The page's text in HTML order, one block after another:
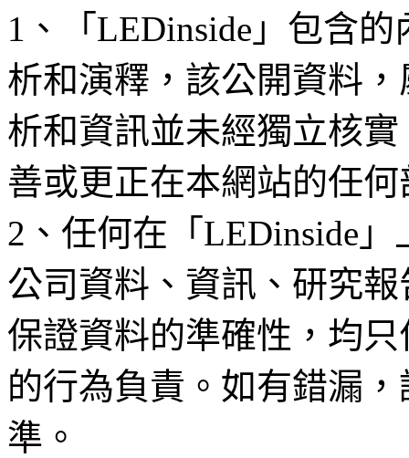
1、「LEDinside」包含
析和演釋，該公開資料
析和資訊並未經獨立核
善或更正在本網站的任
2、任何在「LEDinside
公司資料、資訊、研究
保證資料的準確性，均
的行為負責。如有錯漏
準。